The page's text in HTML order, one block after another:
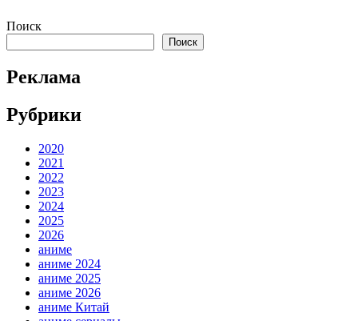
Поиск
Поиск
Реклама
Рубрики
2020
2021
2022
2023
2024
2025
2026
аниме
аниме 2024
аниме 2025
аниме 2026
аниме Китай